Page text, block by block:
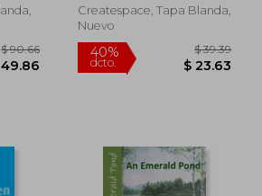
Easy (en Inglés)
Createspace, Tapa Blanda,
Nuevo